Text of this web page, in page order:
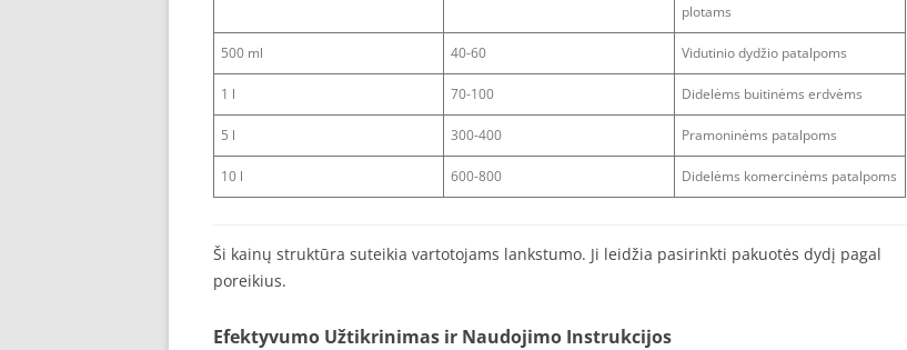
plotams
500 ml 40-60 Vidutinio dydžio patalpoms
1 l 70-100 Didelėms buitinėms erdvėms
5 l 300-400 Pramoninėms patalpoms
10 l 600-800 Didelėms komercinėms patalpoms
Ši kainų struktūra suteikia vartotojams lankstumo. Ji leidžia pasirinkti pakuotės dydį pagal
poreikius.
Efektyvumo Užtikrinimas ir Naudojimo Instrukcijos